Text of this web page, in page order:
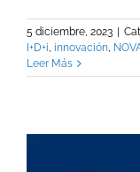
5 diciembre, 2023
I+D+i, innovación,
Leer Más